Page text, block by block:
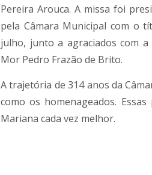
Pereira Arouca. A missa foi
pela Câmara Municipal com o
julho, junto a agraciados com
Mor Pedro Frazão de Brito.
A trajetória de 314 anos da
como os homenageados.
Mariana cada vez melhor.